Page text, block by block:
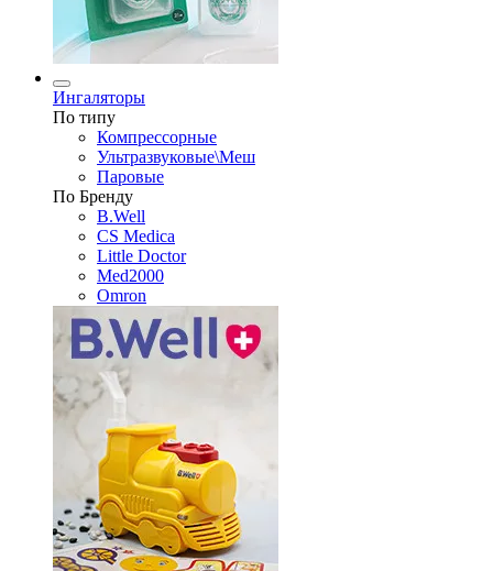
Ингаляторы
По типу
Компрессорные
Ультразвуковые\Меш
Паровые
По Бренду
B.Well
CS Medica
Little Doctor
Med2000
Omron